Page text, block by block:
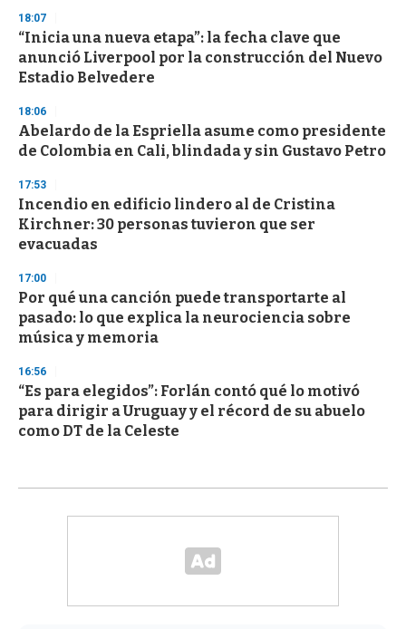
18:07
“Inicia una nueva etapa”: la fecha clave que
anunció Liverpool por la construcción del Nuevo
Estadio Belvedere
18:06
Abelardo de la Espriella asume como presidente
de Colombia en Cali, blindada y sin Gustavo Petro
17:53
Incendio en edificio lindero al de Cristina
Kirchner: 30 personas tuvieron que ser
evacuadas
17:00
Por qué una canción puede transportarte al
pasado: lo que explica la neurociencia sobre
música y memoria
16:56
“Es para elegidos”: Forlán contó qué lo motivó
para dirigir a Uruguay y el récord de su abuelo
como DT de la Celeste